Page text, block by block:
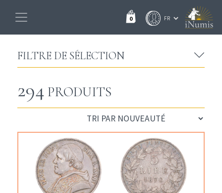
0
FILTRE DE SÉLECTION
294 PRODUITS